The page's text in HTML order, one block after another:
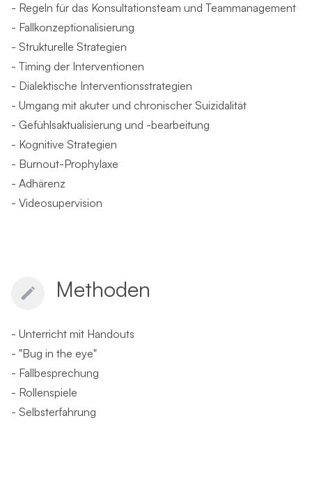
- Regeln für das Konsultationsteam und Teammanagement
- Fallkonzeptionalisierung
- Strukturelle Strategien
- Timing der Interventionen
- Dialektische Interventionsstrategien
- Umgang mit akuter und chronischer Suizidalität
- Gefühlsaktualisierung und -bearbeitung
- Kognitive Strategien
- Burnout-Prophylaxe
- Adhärenz
- Videosupervision
Methoden
- Unterricht mit Handouts
- "Bug in the eye"
- Fallbesprechung
- Rollenspiele
- Selbsterfahrung